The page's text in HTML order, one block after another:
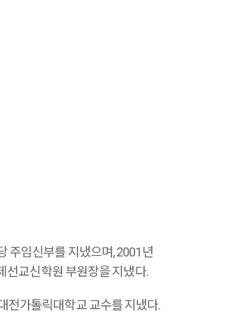
주임신부를 지냈으며, 2001년
선교신학원 부원장을 지냈다.
전가톨릭대학교 교수를 지냈다.